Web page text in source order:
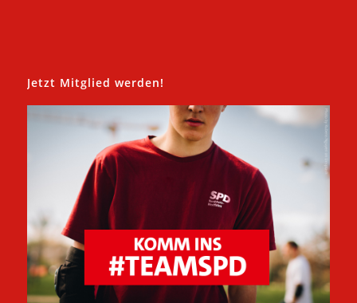
Jetzt Mitglied werden!